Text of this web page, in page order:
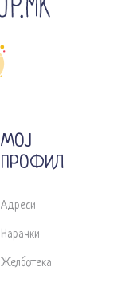
МОЈ
ПРОФИЛ
Адреси
Нарачки
Желботека